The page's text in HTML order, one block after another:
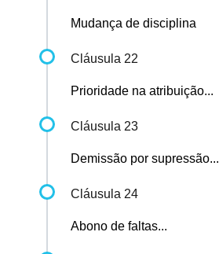
Mudança de disciplina
Cláusula 22
Prioridade na atribuição...
Cláusula 23
Demissão por supressão...
Cláusula 24
Abono de faltas...